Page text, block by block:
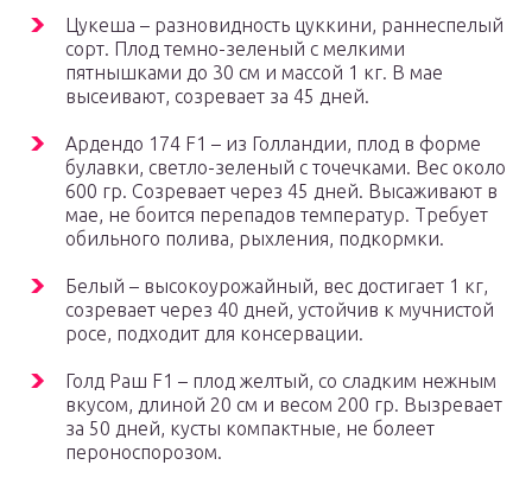
Цукеша – разновидность цуккини, раннеспелый
сорт. Плод темно-зеленый с мелкими
пятнышками до 30 см и массой 1 кг. В мае
высеивают, созревает за 45 дней.
Ардендо 174 F1 – из Голландии, плод в форме
булавки, светло-зеленый с точечками. Вес около
600 гр. Созревает через 45 дней. Высаживают в
мае, не боится перепадов температур. Требует
обильного полива, рыхления, подкормки.
Белый – высокоурожайный, вес достигает 1 кг,
созревает через 40 дней, устойчив к мучнистой
росе, подходит для консервации.
Голд Раш F1 – плод желтый, со сладким нежным
вкусом, длиной 20 см и весом 200 гр. Вызревает
за 50 дней, кусты компактные, не болеет
пероноспорозом.